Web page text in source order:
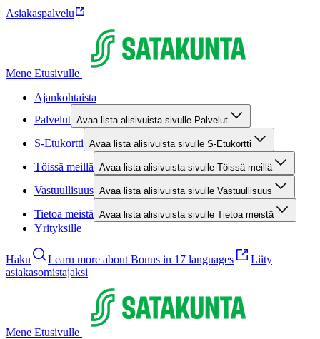
Asiakaspalvelu
Mene Etusivulle
Ajankohtaista
Palvelut Avaa lista alisivuista sivulle Palvelut
S-Etukortti Avaa lista alisivuista sivulle S-Etukortti
Töissä meillä Avaa lista alisivuista sivulle Töissä meillä
Vastuullisuus Avaa lista alisivuista sivulle Vastuullisuus
Tietoa meistä Avaa lista alisivuista sivulle Tietoa meistä
Yrityksille
Haku Learn more about Bonus in 17 languages
Liity
asiakasomistajaksi
Mene Etusivulle